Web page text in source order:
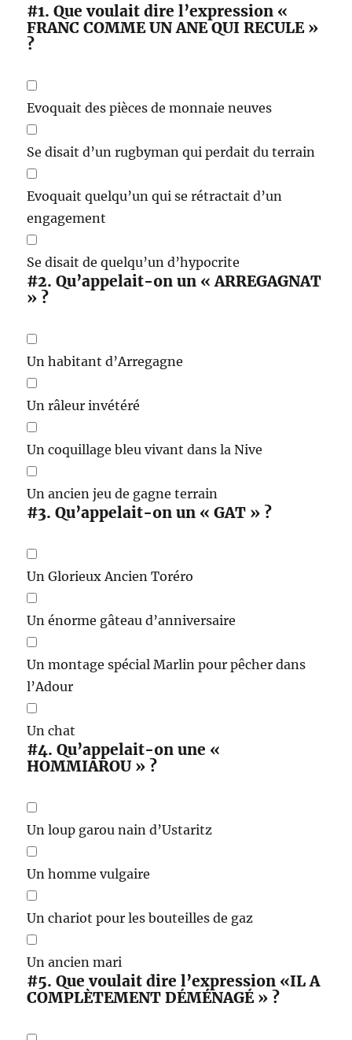
#1. Que voulait dire l’expression «
FRANC COMME UN ANE QUI RECULE »
?
Evoquait des pièces de monnaie neuves
Se disait d’un rugbyman qui perdait du terrain
Evoquait quelqu’un qui se rétractait d’un
engagement
Se disait de quelqu’un d’hypocrite
#2. Qu’appelait-on un « ARREGAGNAT
» ?
Un habitant d’Arregagne
Un râleur invétéré
Un coquillage bleu vivant dans la Nive
Un ancien jeu de gagne terrain
#3. Qu’appelait-on un « GAT » ?
Un Glorieux Ancien Toréro
Un énorme gâteau d’anniversaire
Un montage spécial Marlin pour pêcher dans
l’Adour
Un chat
#4. Qu’appelait-on une «
HOMMIAROU » ?
Un loup garou nain d’Ustaritz
Un homme vulgaire
Un chariot pour les bouteilles de gaz
Un ancien mari
#5. Que voulait dire l’expression «IL A
COMPLÈTEMENT DÉMÉNAGÉ » ?